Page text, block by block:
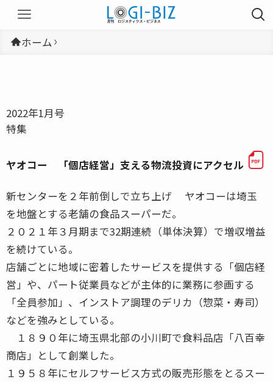
ホーム
2022年1月号
特集
ヤオコー 「個店経営」支える物流投資にアクセル
新センターを２年前倒しで立ち上げ ヤオコーは埼玉
を地盤とする老舗の食品スーパーだ。
２０２１年３月期まで32期連続（単体決算）で増収増益
を続けている。
店舗ごとに地域に密着したサービスを提供する「個店経
営」や、パート従業員などが主体的に業務に参画する
「全員参加」、インストア調理のデリカ（惣菜・寿司）
などを強みとしている。
１８９０年に埼玉県北部の小川町で食料品店「八百幸
商店」として創業した。
１９５８年にセルフサービス方式の販売形態をとるスー